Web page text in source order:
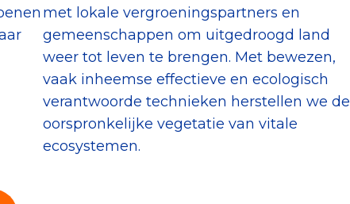
over goede doelen
Donateurspanel
met lokale vergroeningspartners en
gemeenschappen om uitgedroogd land
weer tot leven te brengen. Met bewezen,
vaak inheemse effectieve en ecologisch
verantwoorde technieken herstellen we de
oorspronkelijke vegetatie van vitale
ecosystemen.